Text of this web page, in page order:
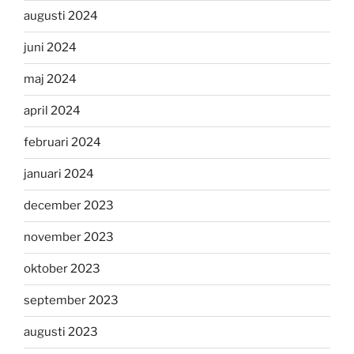
augusti 2024
juni 2024
maj 2024
april 2024
februari 2024
januari 2024
december 2023
november 2023
oktober 2023
september 2023
augusti 2023